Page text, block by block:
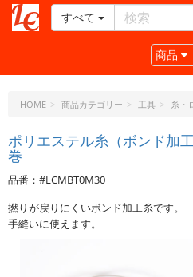
ー
ラ
ト・
ド
ッ
ト・
ジ
ェ
すべて
商品
HOME 商品カテゴリー 工具 糸・
ポリエステル糸（ボンド加
巻
品番：#LCMBT0M30
撚りが戻りにくいボンド加工糸です。
手縫いに使えます。